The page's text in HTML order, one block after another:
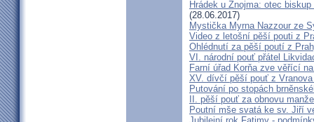
Hrádek u Znojma: otec
(28.06.2017)
Mystička Myrna Nazzour ze
Video z letošní pěší pouti z
Ohlédnutí za pěší poutí z
VI. národní pouť přátel
Farní úřad Korňa zve věřící
XV. dívčí pěší pouť z
Putování po stopách
II. pěší pouť za obnovu
Poutní mše svatá ke sv. Jiří